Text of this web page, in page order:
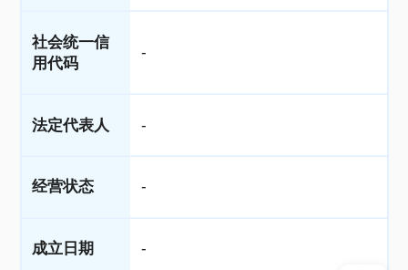
社会统一信
用代码
-
法定代表人 -
经营状态 -
成立日期 -